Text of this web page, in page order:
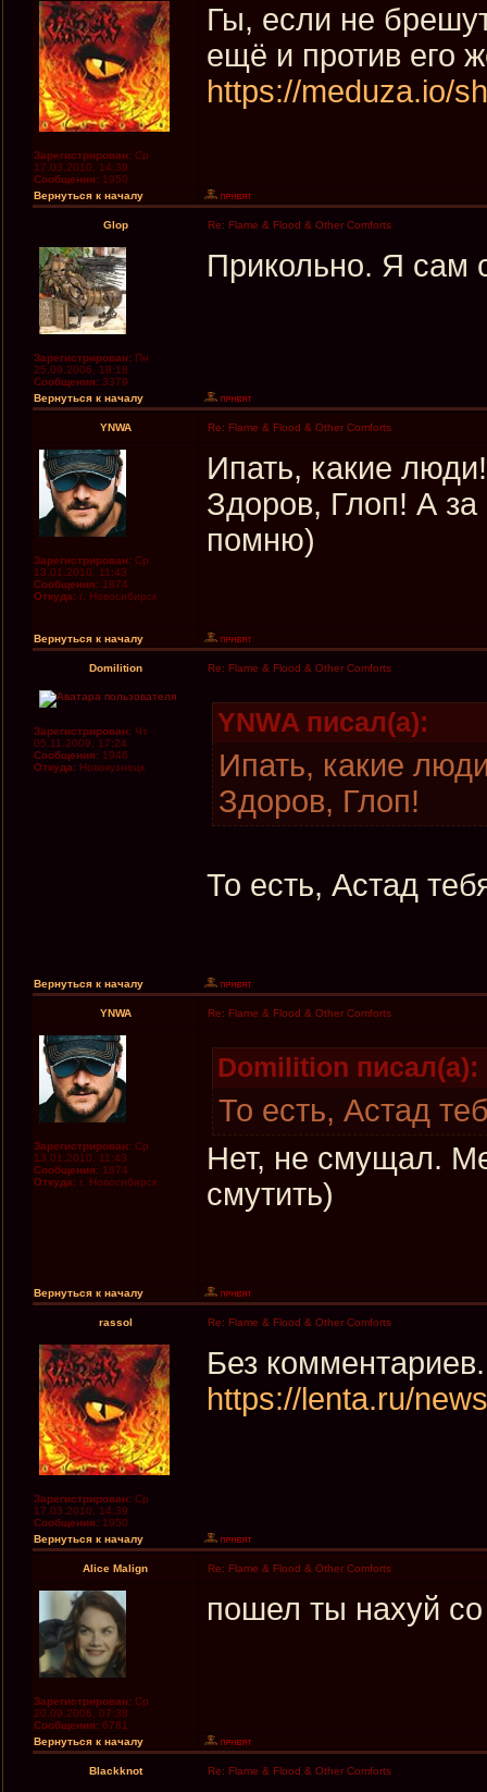
Зарегистрирован: Ср
17.03.2010, 14:39
Сообщения: 1950
Гы, если не
ещё и против его
https://meduza.io/
Вернуться к началу
Glop Re: Flame & Flood & Other Comforts
Зарегистрирован: Пн
25.09.2006, 18:18
Сообщения: 3379
Прикольно. Я сам
Вернуться к началу
YNWA Re: Flame & Flood & Other Comforts
Зарегистрирован: Ср
13.01.2010, 11:43
Сообщения: 1874
Откуда: г. Новосибирск
Ипать, какие
Здоров, Глоп! А
помню)
Вернуться к началу
Domilition Re: Flame & Flood & Other Comforts
Зарегистрирован: Чт
05.11.2009, 17:24
Сообщения: 1946
Откуда: Новокузнецк
YNWA писал(а):
Ипать, какие
Здоров, Глоп!
То есть, Астад
Вернуться к началу
YNWA Re: Flame & Flood & Other Comforts
Зарегистрирован: Ср
13.01.2010, 11:43
Сообщения: 1874
Откуда: г. Новосибирск
Domilition писал(а):
То есть, Астад
Нет, не смущал.
смутить)
Вернуться к началу
rassol Re: Flame & Flood & Other Comforts
Зарегистрирован: Ср
17.03.2010, 14:39
Сообщения: 1950
Без комментариев.
https://lenta.ru/
Вернуться к началу
Alice Malign Re: Flame & Flood & Other Comforts
Зарегистрирован: Ср
20.09.2006, 07:38
Сообщения: 6781
пошел ты нахуй
Вернуться к началу
Blackknot Re: Flame & Flood & Other Comforts